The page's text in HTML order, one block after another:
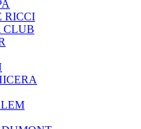
RICCI
CLUB